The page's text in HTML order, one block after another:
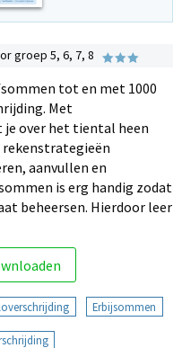
groep 5, 6, 7, 8
tot en met 1000
Met
over het tiental heen
rekenstrategieën
aanvullen en
is erg handig zodat
beheersen. Hierdoor leer
Erbijsommen